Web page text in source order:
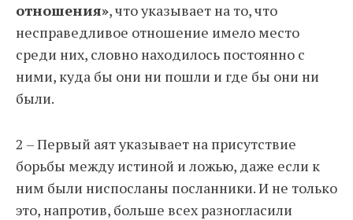
отношения», что указывает на то, что
несправедливое отношение имело место
среди них, словно находилось постоянно с
ними, куда бы они ни пошли и где бы они ни
были.
2 – Первый аят указывает на присутствие
борьбы между истиной и ложью, даже если к
ним были ниспосланы посланники. И не только
это, напротив, больше всех разногласили